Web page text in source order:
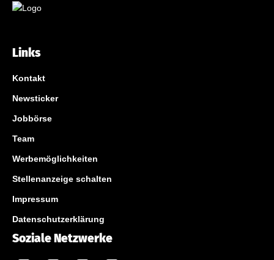
Links
Kontakt
Newsticker
Jobbörse
Team
Werbemöglichkeiten
Stellenanzeige schalten
Impressum
Datenschutzerklärung
Soziale Netzwerke